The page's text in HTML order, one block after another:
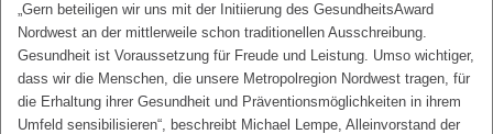
„Gern beteiligen wir uns mit der Initiierung des GesundheitsAward
Nordwest an der mittlerweile schon traditionellen Ausschreibung.
Gesundheit ist Voraussetzung für Freude und Leistung. Umso wichtiger,
dass wir die Menschen, die unsere Metropolregion Nordwest tragen, für
die Erhaltung ihrer Gesundheit und Präventionsmöglichkeiten in ihrem
Umfeld sensibilisieren“, beschreibt Michael Lempe, Alleinvorstand der